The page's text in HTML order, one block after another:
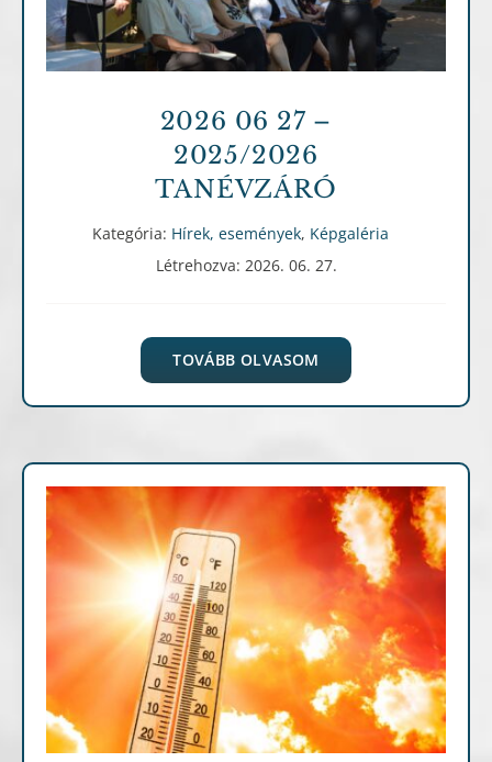
2026 06 27 –
2025/2026
TANÉVZÁRÓ
Kategória: Hírek, események, Képgaléria
Létrehozva: 2026. 06. 27.
TOVÁBB OLVASOM
Fontosabb információk Hírek, események